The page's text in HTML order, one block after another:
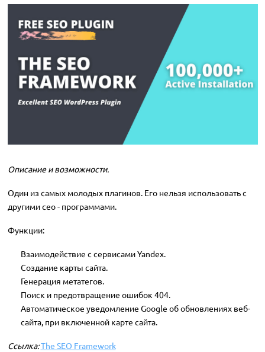
Описание и возможности.
Один из самых молодых плагинов. Его нельзя использовать с
другими сео - программами.
Функции:
Взаимодействие с сервисами Yandex.
Создание карты сайта.
Генерация метатегов.
Поиск и предотвращение ошибок 404.
Автоматическое уведомление Google об обновлениях веб-
сайта, при включенной карте сайта.
Ссылка:The SEO Framework